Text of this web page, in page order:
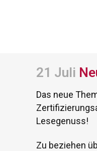
21 Juli
Das neue
Lesegenuss!
Zu beziehen